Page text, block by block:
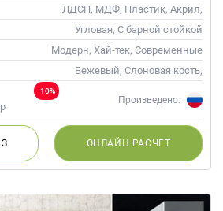
ЛДСП, МДФ, Пластик, Акрил,
Alvic / УФ лак
Угловая, С барной стойкой
Модерн, Хай-тек, Современные
Бежевый, Слоновая кость,
Кремовый, Капучино
-10%
Произведено:
ОНЛАЙН РАСЧЕТ